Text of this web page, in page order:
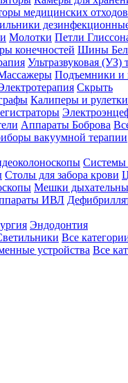
медицинских отходов
Молотки Петли
конечностей Шины
Ультразвуковая (УЗ)
Подъемники и
Скрыть
Калиперы и
Аппараты Боброва
вакуумной терапии
Системы
Столы для забора крови
Мешки
ИВЛ
Эндодонтия
Все
устройства Все